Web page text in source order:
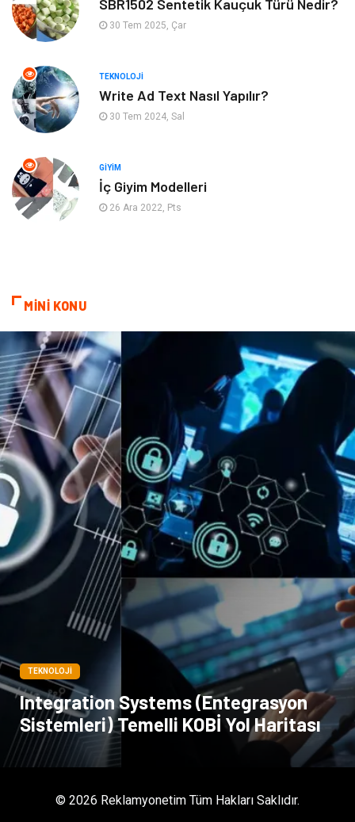
Güzellik
Maden ve Metal
Bahçe Ev
Nakliyat
Endüstriyel Ürünler
Dernekler ve Birlikler Pazarlama
Bebek Giyim Bakım
Markalar Kültür
Periyodik Kontrol Spor Malzemeleri
İthalat İhracat Kiralama Servisleri
Alüminyum Restaurant
SBR1502 Sentetik Kauçuk Türü Nedir?
30 Tem 2025, Çar
TEKNOLOJI
Write Ad Text Nasıl Yapılır?
30 Tem 2024, Sal
GIYIM
İç Giyim Modelleri
26 Ara 2022, Pts
MİNİ KONU
TEKNOLOJI
Integration Systems (Entegrasyon
Sistemleri) Temelli KOBİ Yol Haritası
© 2026 Reklamyonetim Tüm Hakları Saklıdır.